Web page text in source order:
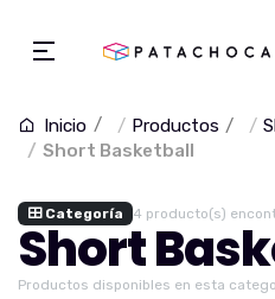
Inicio Productos
Short Basketball
Categoría 4 producto(s)
Short
Productos disponibles en esta